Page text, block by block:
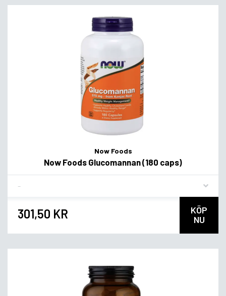
Now Foods
Now Foods Glucomannan (180 caps)
301,50 KR
KÖP
NU